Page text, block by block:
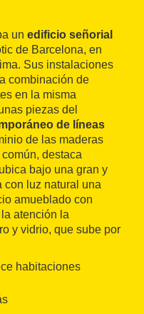
un edificio señorial
de Barcelona, en
Sus instalaciones
combinación de
en la misma
piezas del
de líneas
de las maderas
destaca
bajo una gran y
con luz natural una
amueblado con
atención la
y vidrio, que sube por
habitaciones
desayuno bufé bien